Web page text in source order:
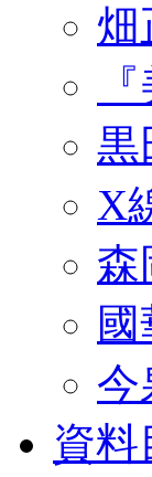
畑
黒
X
森
今
資料